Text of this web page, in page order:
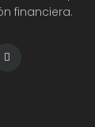
financiera.